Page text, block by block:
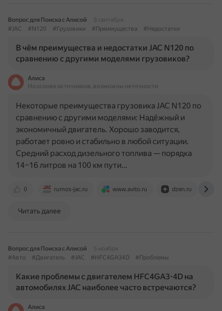
Вопрос для Поиска с Алисой
8 сентября
#JAC
#N120 #Грузовики #Преимущества #Недостатки
В чём преимущества и недостатки JAC N120 по
сравнению с другими моделями грузовиков?
Алиса
На основе источников, возможны неточности
0 rumos-jac.ru www.avito.ru dzen.ru
Некоторые преимущества грузовика JAC N120 по
сравнению с другими моделями: Надёжный и
экономичный двигатель. Хорошо заводится,
работает ровно и стабильно в любой ситуации.
Средний расход дизельного топлива — порядка
14–16 литров на 100 км пути…
Читать далее
Вопрос для Поиска с Алисой
5 ноября
#Авто
#Двигатель #JAC #HFC4GA34D #Проблемы
Какие проблемы с двигателем HFC4GA3-4D на
автомобилях JAC наиболее часто встречаются?
Алиса